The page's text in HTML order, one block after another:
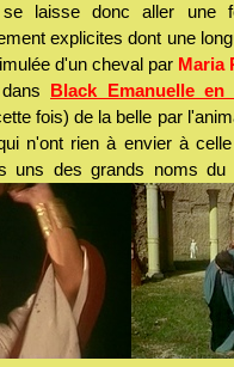
se laisse donc aller une
explicites dont une
d'un cheval par Maria
Black Emanuelle en
fois) de la belle par
n'ont rien à envier à
uns des grands noms